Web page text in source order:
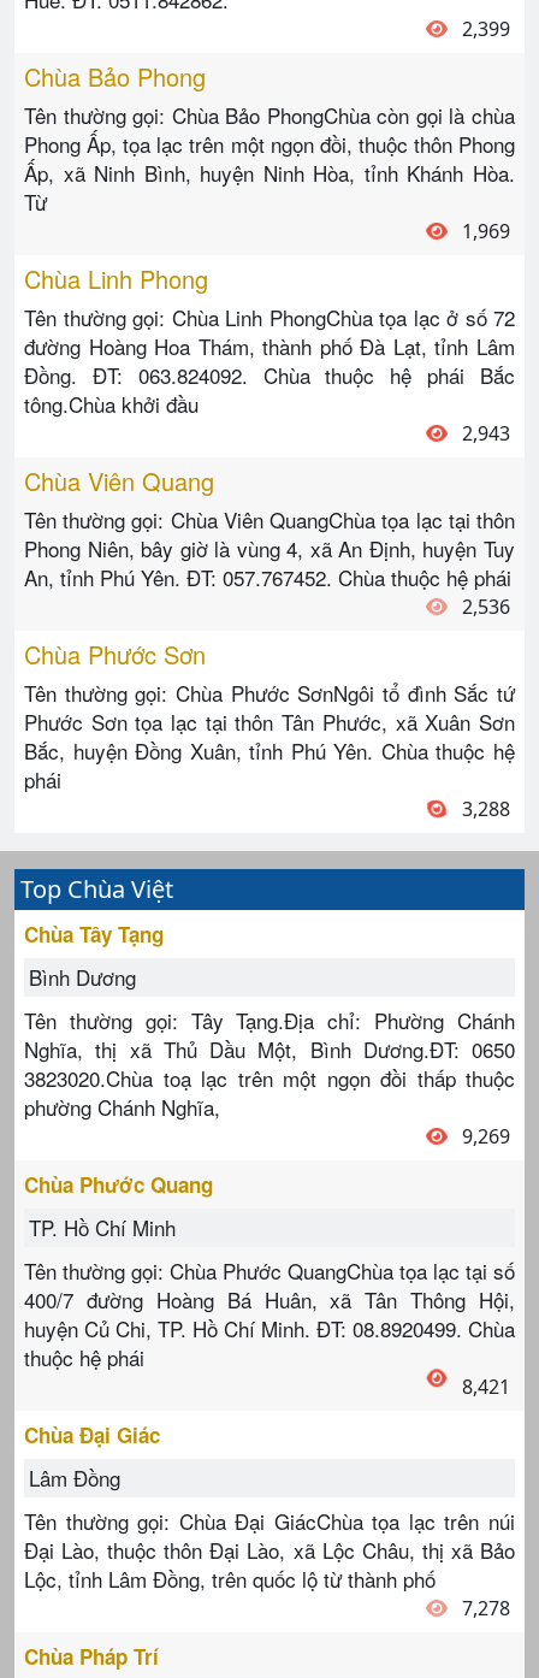
2,399
Chùa Bảo Phong
Tên thường gọi: Chùa Bảo PhongChùa còn gọi là chùa
Phong Ấp, tọa lạc trên một ngọn đồi, thuộc thôn Phong
Ấp, xã Ninh Bình, huyện Ninh Hòa, tỉnh Khánh Hòa.
Từ
1,969
Chùa Linh Phong
Tên thường gọi: Chùa Linh PhongChùa tọa lạc ở số 72
đường Hoàng Hoa Thám, thành phố Đà Lạt, tỉnh Lâm
Đồng. ĐT: 063.824092. Chùa thuộc hệ phái Bắc
tông.Chùa khởi đầu
2,943
Chùa Viên Quang
Tên thường gọi: Chùa Viên QuangChùa tọa lạc tại thôn
Phong Niên, bây giờ là vùng 4, xã An Định, huyện Tuy
An, tỉnh Phú Yên. ĐT: 057.767452. Chùa thuộc hệ phái
2,536
Chùa Phước Sơn
Tên thường gọi: Chùa Phước SơnNgôi tổ đình Sắc tứ
Phước Sơn tọa lạc tại thôn Tân Phước, xã Xuân Sơn
Bắc, huyện Đồng Xuân, tỉnh Phú Yên. Chùa thuộc hệ
phái
3,288
Top Chùa Việt
Chùa Tây Tạng
Bình Dương
Tên thường gọi: Tây Tạng.Địa chỉ: Phường Chánh
Nghĩa, thị xã Thủ Dầu Một, Bình Dương.ĐT: 0650
3823020.Chùa toạ lạc trên một ngọn đồi thấp thuộc
phường Chánh Nghĩa,
9,269
Chùa Phước Quang
TP. Hồ Chí Minh
Tên thường gọi: Chùa Phước QuangChùa tọa lạc tại số
400/7 đường Hoàng Bá Huân, xã Tân Thông Hội,
huyện Củ Chi, TP. Hồ Chí Minh. ĐT: 08.8920499. Chùa
thuộc hệ phái
8,421
Chùa Đại Giác
Lâm Đồng
Tên thường gọi: Chùa Đại GiácChùa tọa lạc trên núi
Đại Lào, thuộc thôn Đại Lào, xã Lộc Châu, thị xã Bảo
Lộc, tỉnh Lâm Đồng, trên quốc lộ từ thành phố
7,278
Chùa Pháp Trí